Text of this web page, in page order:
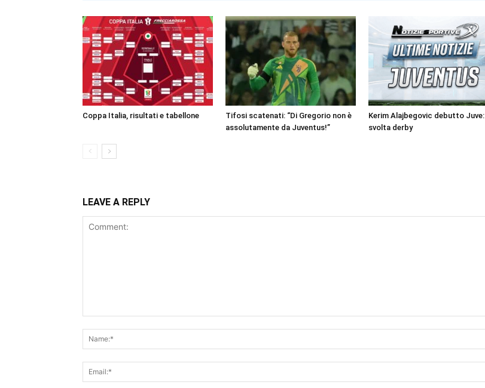
Coppa Italia, risultati e tabellone
Tifosi scatenati: “Di Gregorio non è
assolutamente da Juventus!”
Kerim Alajbegovic debutto Juve:
svolta derby
LEAVE A REPLY